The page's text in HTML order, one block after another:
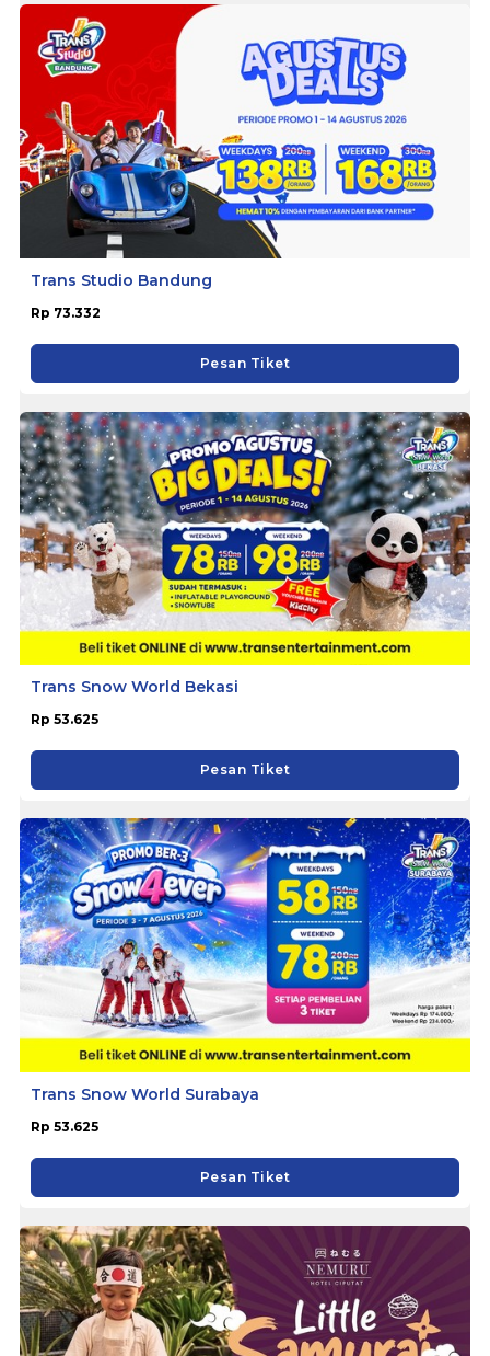
Trans Studio Bandung
Rp 73.332
Pesan Tiket
Trans Snow World Bekasi
Rp 53.625
Pesan Tiket
Trans Snow World Surabaya
Rp 53.625
Pesan Tiket